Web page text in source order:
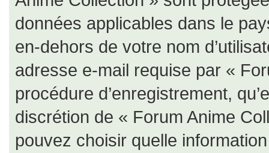
données applicables dans le
en-dehors de votre nom
adresse e-mail requise par «
procédure d’enregistrement,
discrétion de « Forum Anime
pouvez choisir quelle